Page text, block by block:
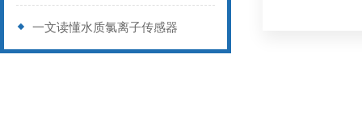
一文读懂水质氯离子传感器